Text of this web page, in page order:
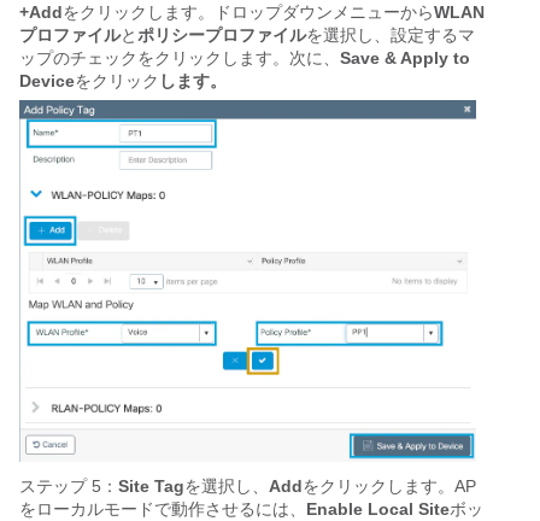
+Addをクリックします。ドロップダウンメニューからWLAN
プロファイルと ポリシープロファイルを選択し、設定するマ
ップのチェックをクリックします。次に、 Save & Apply to
Deviceをクリック します。
ステップ 5： Site Tagを選択し、 Addをクリックします。AP
をローカルモードで動作させるには、 Enable Local Siteボッ